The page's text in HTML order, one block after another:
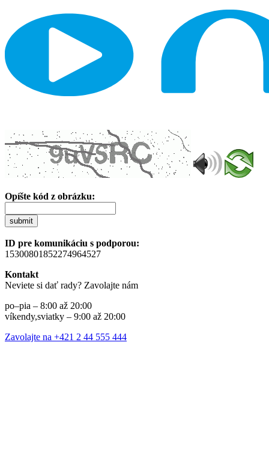
Opíšte kód z obrázku:
submit
ID pre komunikáciu s podporou:
15300801852274964527
Kontakt
Neviete si dať rady? Zavolajte nám
po–pia – 8:00 až 20:00
víkendy,sviatky – 9:00 až 20:00
Zavolajte na +421 2 44 555 444